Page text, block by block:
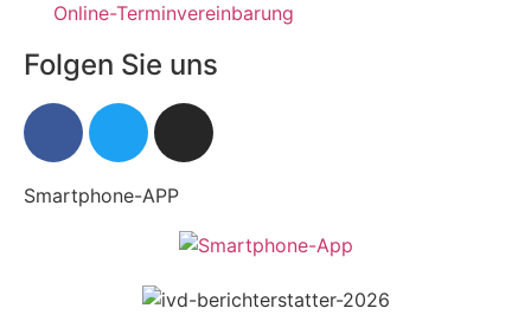
Online-Terminvereinbarung
Folgen Sie uns
Smartphone-APP